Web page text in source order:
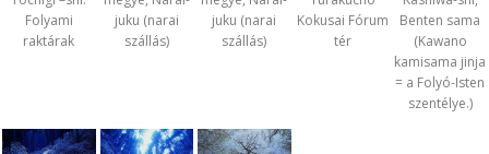
Folyami
raktárak
juku (narai
szállás)
juku (narai
szállás)
Kokusai Fórum
tér
Benten sama
(Kawano
kamisama jinja
= a Folyó-Isten
szentélye.)